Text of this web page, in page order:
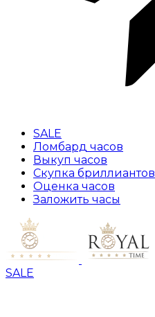
SALE
Ломбард часов
Выкуп часов
Скупка бриллиантов
Оценка часов
Заложить часы
SALE